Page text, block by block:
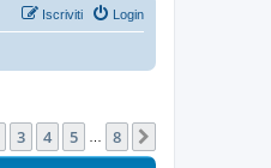
Login
Iscriviti
di
3 4 5 8